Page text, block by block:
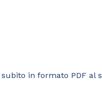
in formato PDF al